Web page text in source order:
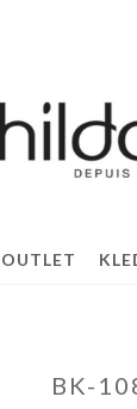
OUTLET
BK-